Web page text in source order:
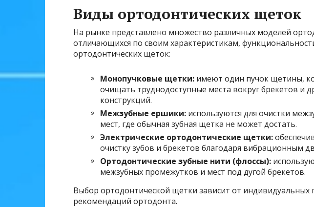
Виды ортодонтических щеток
На рынке представлено множество различных моделей
отличающихся по своим характеристикам,
ортодонтических щеток:
Монопучковые щетки: имеют один пучок щетины,
очищать труднодоступные места вокруг брекетов и
конструкций.
Межзубные ершики: используются для очистки
мест, где обычная зубная щетка не может достать.
Электрические ортодонтические щетки:
очистку зубов и брекетов благодаря вибрационным
Ортодонтические зубные нити (флоссы):
межзубных промежутков и мест под дугой брекетов.
Выбор ортодонтической щетки зависит от индивидуальных
рекомендаций ортодонта.